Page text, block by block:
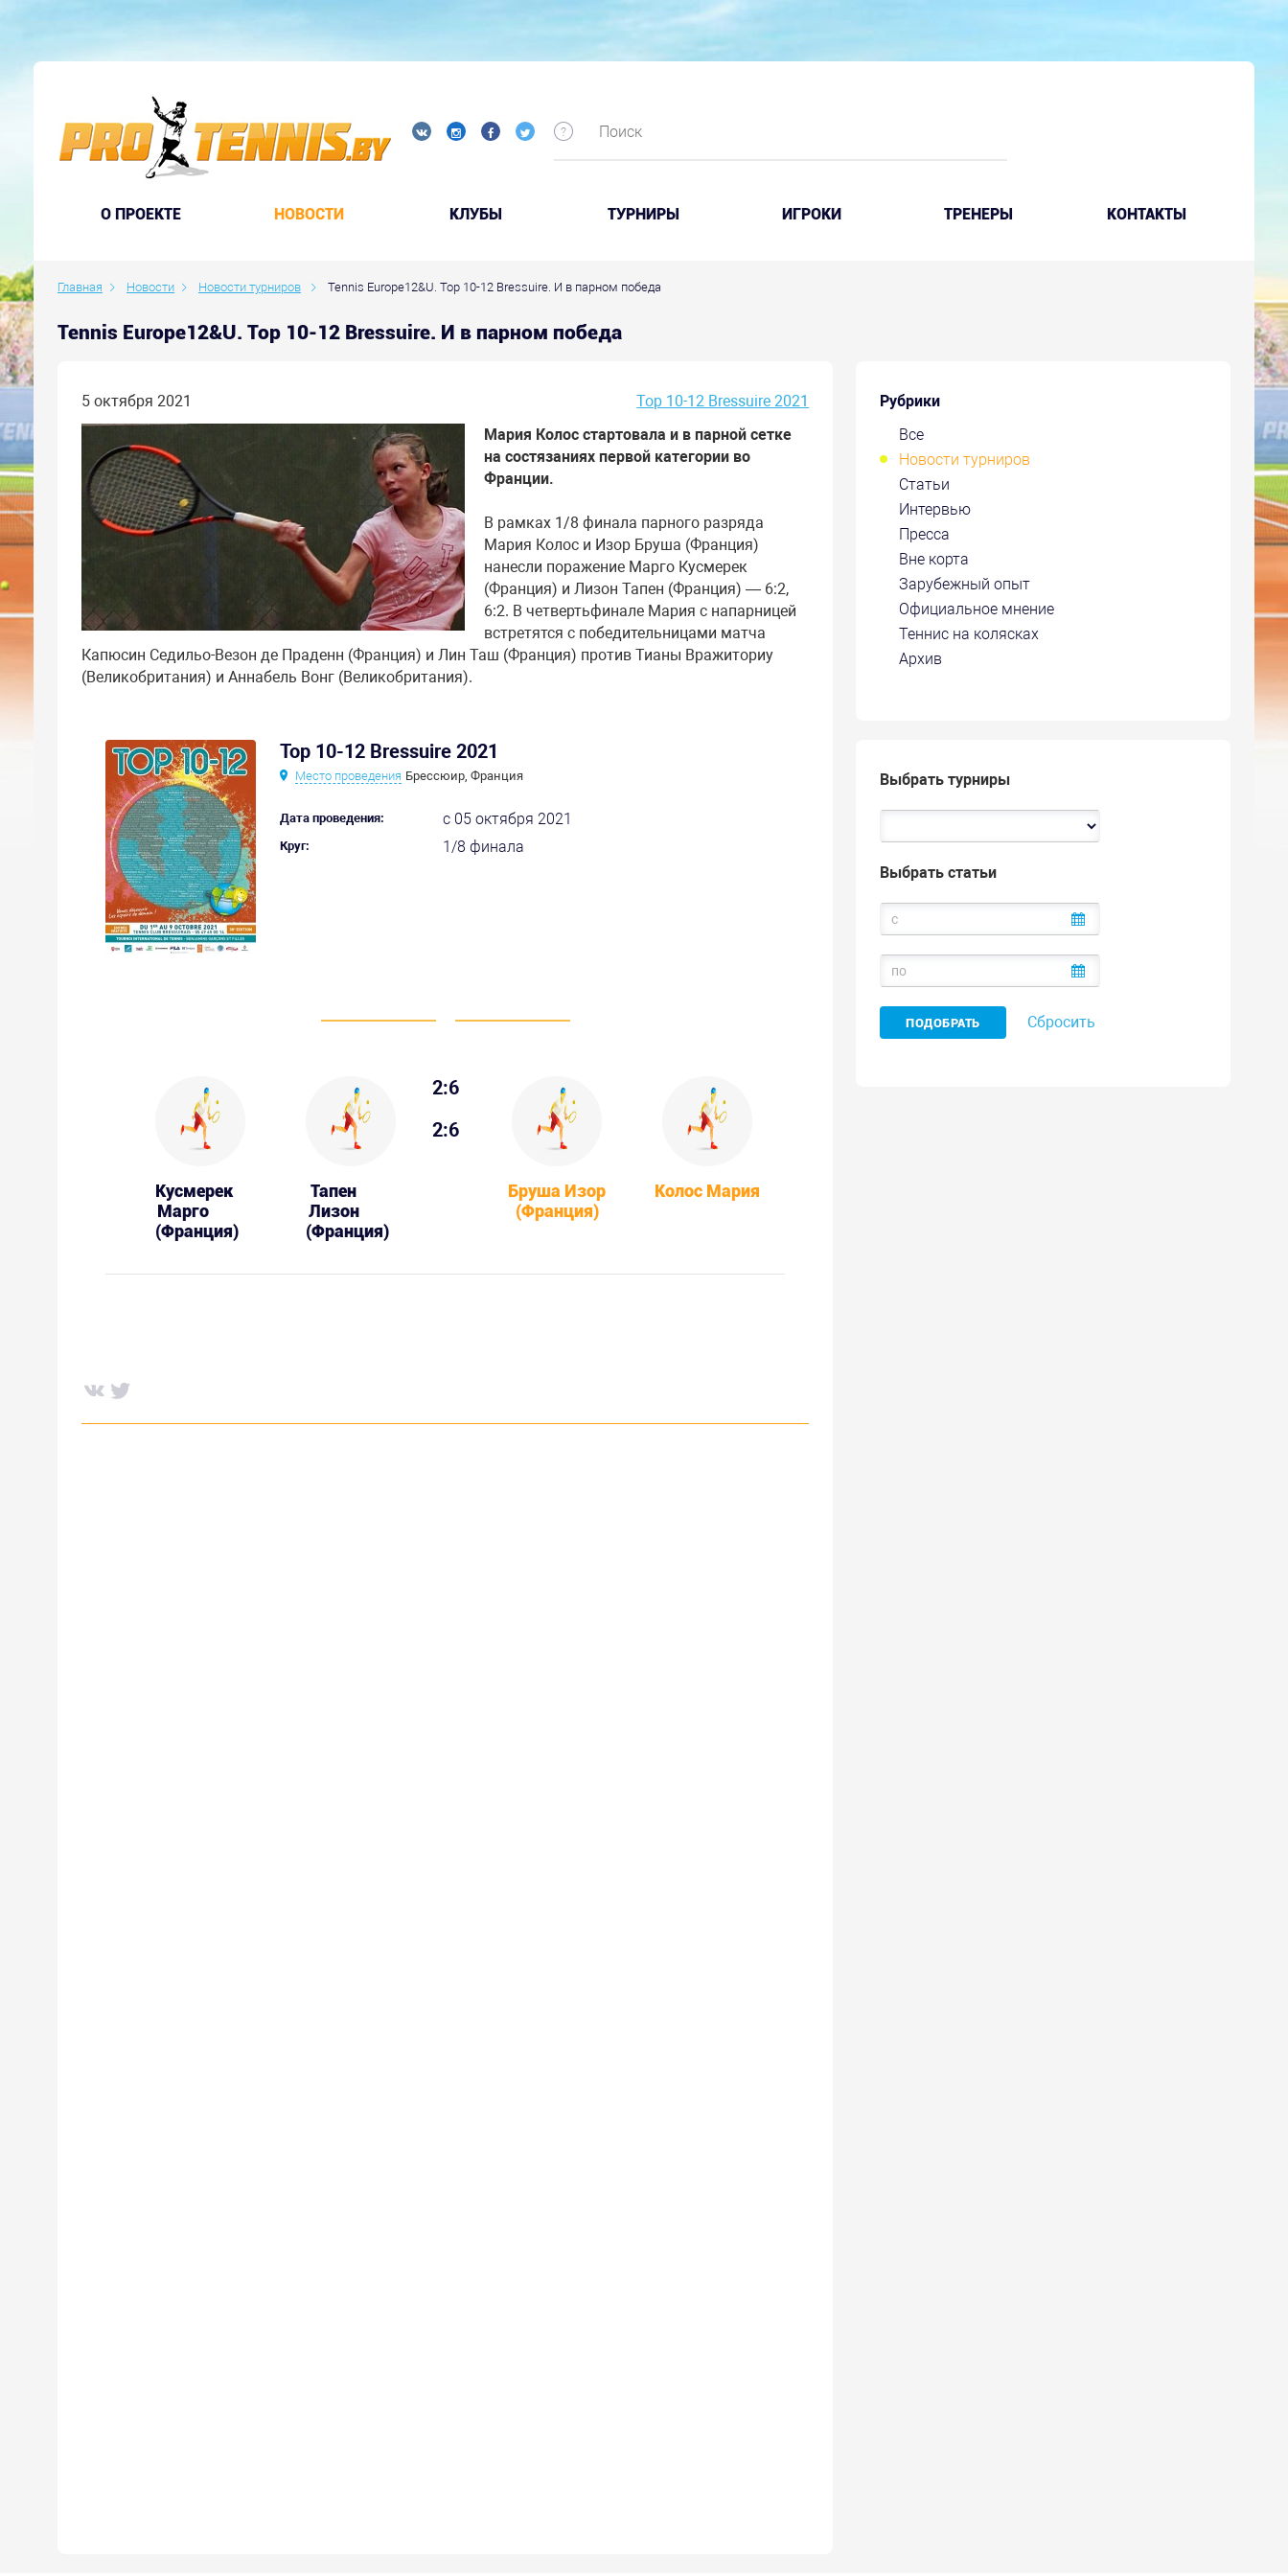
O ПРОЕКТЕ НОВОСТИ КЛУБЫ ТУРНИРЫ ИГРОКИ ТРЕНЕРЫ КОНТАКТЫ
Главная Новости Новости турниров Tennis Europe12&U. Top 10-12 Bressuire. И в парном победа
Tennis Europe12&U. Top 10-12 Bressuire. И в парном победа
Рубрики
Все
Новости турниров
Статьи
Интервью
Пресса
Вне корта
Зарубежный опыт
Официальное мнение
Теннис на колясках
Архив
Выбрать турниры
Выбрать статьи
Сбросить
5 октября 2021
Top 10-12 Bressuire 2021
Мария Колос стартовала и в парной сетке
на состязаниях первой категории во
Франции.
В рамках 1/8 финала парного разряда
Мария Колос и Изор Бруша (Франция)
нанесли поражение Марго Кусмерек
(Франция) и Лизон Тапен (Франция) — 6:2,
6:2. В четвертьфинале Мария с напарницей
встретятся с победительницами матча
Капюсин Седильо-Везон де Праденн (Франция) и Лин Таш (Франция) против Тианы Вражиториу
(Великобритания) и Аннабель Вонг (Великобритания).
Top 10-12 Bressuire 2021
Место проведения Брессюир, Франция
Дата проведения: с 05 октября 2021
Круг: 1/8 финала
Кусмерек
Марго
(Франция)
Тапен
Лизон
(Франция)
2:6
2:6
Бруша Изор
(Франция)
Колос Мария